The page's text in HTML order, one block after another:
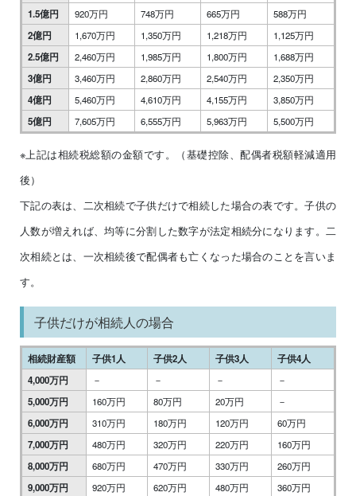
1.5億円 920万円 748万円 665万円 588万円
2億円 1,670万円 1,350万円 1,218万円 1,125万円
2.5億円 2,460万円 1,985万円 1,800万円 1,688万円
3億円 3,460万円 2,860万円 2,540万円 2,350万円
4億円 5,460万円 4,610万円 4,155万円 3,850万円
5億円 7,605万円 6,555万円 5,963万円 5,500万円
※上記は相続税総額の金額です。（基礎控除、配偶者税額軽減適用
後）
下記の表は、二次相続で子供だけで相続した場合の表です。子供の
人数が増えれば、均等に分割した数字が法定相続分になります。二
次相続とは、一次相続後で配偶者も亡くなった場合のことを言いま
す。
子供だけが相続人の場合
相続財産額 子供1人 子供2人 子供3人
子供4人
4,000万円
－ － － －
5,000万円 160万円 80万円 20万円 －
6,000万円 310万円 180万円 120万円 60万円
7,000万円 480万円 320万円 220万円 160万円
8,000万円 680万円 470万円 330万円 260万円
9,000万円 920万円 620万円 480万円 360万円